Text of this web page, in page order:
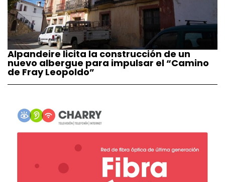
Alpandeire licita la construcción de un
nuevo albergue para impulsar el “Camino
de Fray Leopoldo”